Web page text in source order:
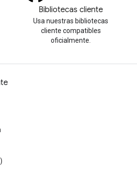
Bibliotecas cliente
Usa nuestras bibliotecas
cliente compatibles
oficialmente.